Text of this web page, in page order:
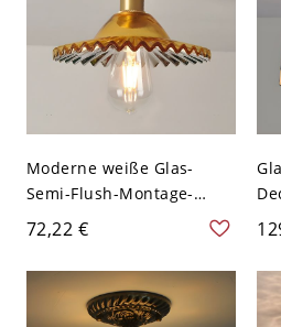
Moderne weiße Glas-
Semi-Flush-Montage-
Deckenleuchte mit LED-
Lampen - 110V-120V
Golden
72,22 €
1